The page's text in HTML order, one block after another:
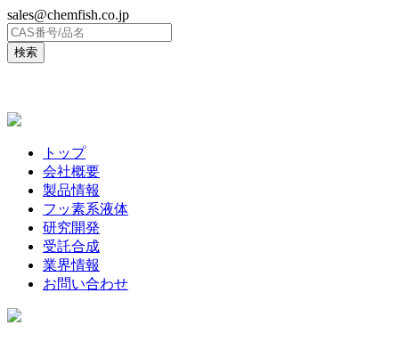
sales@chemfish.co.jp
トップ
会社概要
製品情報
フッ素系液体
研究開発
受託合成
業界情報
お問い合わせ